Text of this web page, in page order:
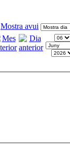
Mostra avui